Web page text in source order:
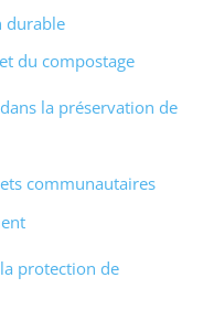
durable
du compostage
la préservation de
communautaires
protection de